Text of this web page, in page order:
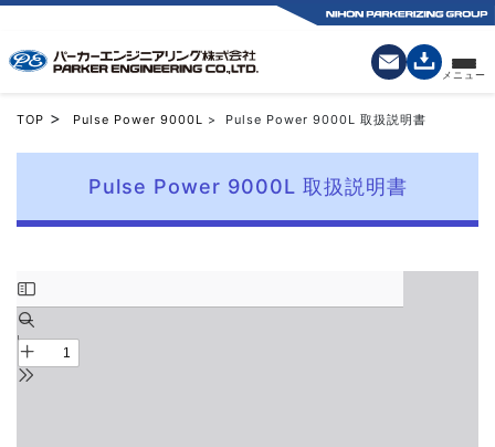
TOP > Pulse Power 9000L > Pulse Power 9000L 取扱説明書
Pulse Power 9000L 取扱説明書